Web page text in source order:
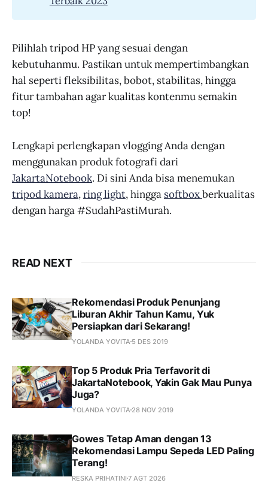
Pilihlah tripod HP yang sesuai dengan
kebutuhanmu. Pastikan untuk mempertimbangkan
hal seperti fleksibilitas, bobot, stabilitas, hingga
fitur tambahan agar kualitas kontenmu semakin
top!
Lengkapi perlengkapan vlogging Anda dengan
menggunakan produk fotografi dari
JakartaNotebook. Di sini Anda bisa menemukan
tripod kamera,ring light, hingga softboxberkualitas
dengan harga #SudahPastiMurah.
READ NEXT
Rekomendasi Produk Penunjang
Liburan Akhir Tahun Kamu, Yuk
Persiapkan dari Sekarang!
YOLANDA YOVITA 5 DES 2019
Top 5 Produk Pria Terfavorit di
JakartaNotebook, Yakin Gak Mau Punya
Juga?
YOLANDA YOVITA 28 NOV 2019
Gowes Tetap Aman dengan 13
Rekomendasi Lampu Sepeda LED Paling
Terang!
RESKA PRIHATINI 7 AGT 2026